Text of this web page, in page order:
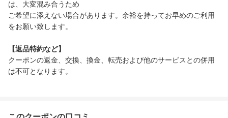
は、大変混み合うため
ご希望に添えない場合があります。余裕を持ってお早めのご利用
をお願い致します。
【返品特約など】
クーポンの返金、交換、換金、転売および他のサービスとの併用
は不可となります。